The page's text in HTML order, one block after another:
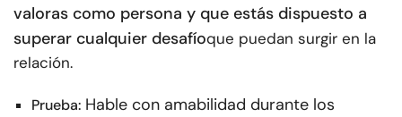
valoras como persona y que estás dispuesto a
superar cualquier desafíoque puedan surgir en la
relación.
Prueba: Hable con amabilidad durante los